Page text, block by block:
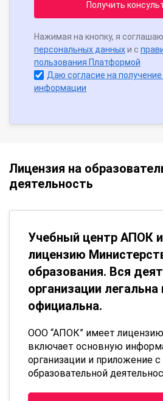
Получить
Нажимая на кнопку, я
персональных данныхи с
пользования Платформой
Даю согласие на
информации
Лицензия на
деятельность
Учебный центр АПОК
лицензию
образования. Вся
организации легальна
официальна.
ООО “АПОК” имеет
включает основную
организации и приложение
образовательной